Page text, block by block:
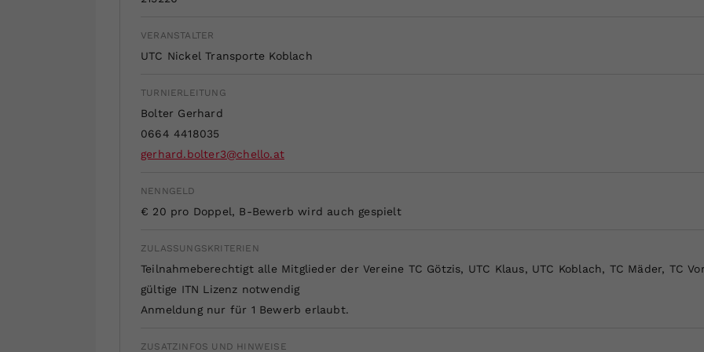
VERANSTALTER
UTC Nickel Transporte Koblach
TURNIERLEITUNG
Bolter Gerhard
0664 4418035
gerhard.bolter3@chello.at
NENNGELD
€ 20 pro Doppel, B-Bewerb wird auch gespielt
ZULASSUNGSKRITERIEN
Teilnahmeberechtigt alle Mitglieder der Vereine TC Götzis, UTC Klaus, UTC Koblach, TC Mäder, TC
gültige ITN Lizenz notwendig
Anmeldung nur für 1 Bewerb erlaubt.
ZUSATZINFOS UND HINWEISE